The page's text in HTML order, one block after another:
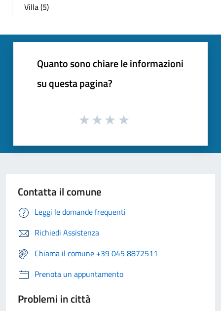
Villa (5)
Quanto sono chiare le informazioni
su questa pagina?
Contatta il comune
Leggi le domande frequenti
Richiedi Assistenza
Chiama il comune +39 045 8872511
Prenota un appuntamento
Problemi in città